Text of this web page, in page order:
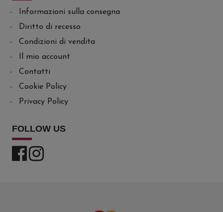
Informazioni sulla consegna
Diritto di recesso
Condizioni di vendita
Il mio account
Contatti
Cookie Policy
Privacy Policy
FOLLOW US